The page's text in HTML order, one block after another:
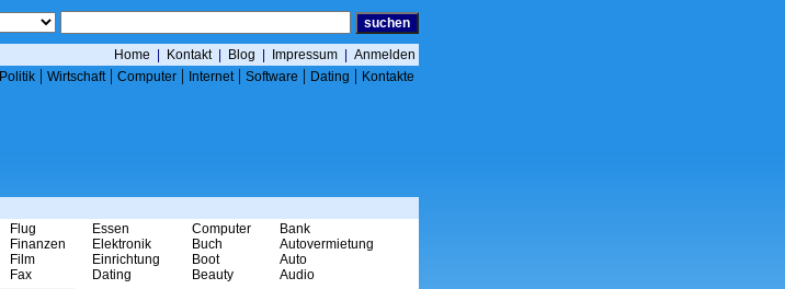
Home Kontakt| Blog Impressum
Anmelden
Politik | Wirtschaft| Computer | Internet| Software | Dating | Kontakte
Flug
Finanzen
Film
Fax
Essen
Elektronik
Einrichtung
Dating
Computer
Buch
Boot
Beauty
Bank
Autovermietung
Auto
Audio